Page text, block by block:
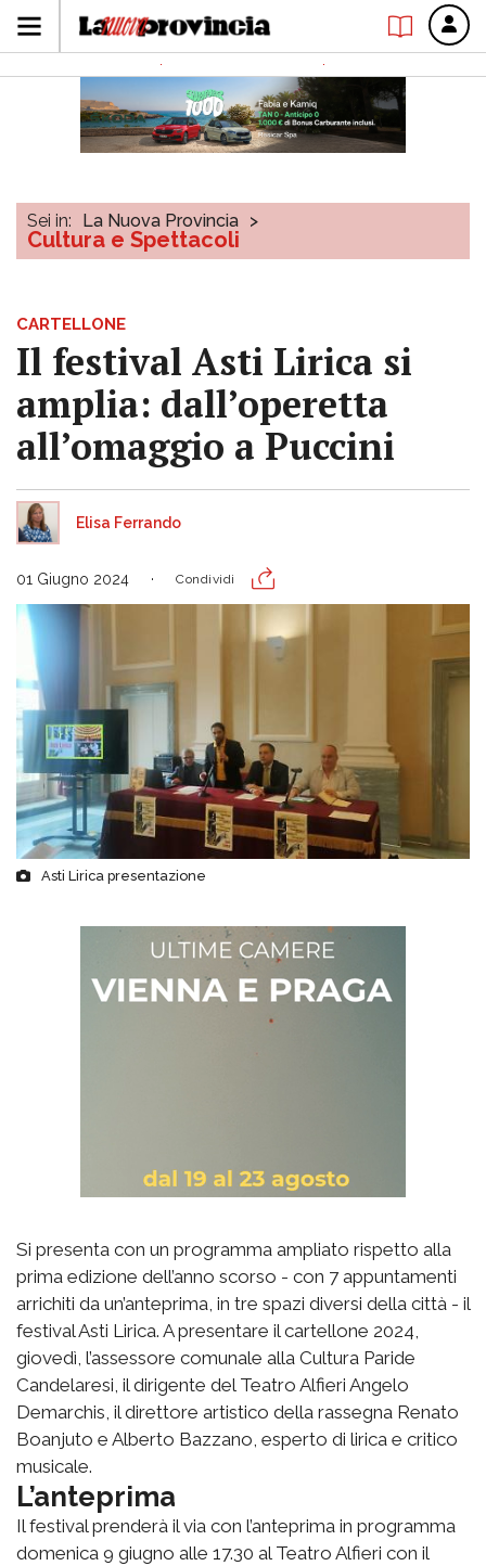
Sei in: La Nuova Provincia >
Cultura e Spettacoli
CARTELLONE
Il festival Asti Lirica si
amplia: dall’operetta
all’omaggio a Puccini
Elisa Ferrando
01 Giugno 2024 Condividi
Asti Lirica presentazione
Si presenta con un programma ampliato rispetto alla
prima edizione dell’anno scorso - con 7 appuntamenti
arrichiti da un’anteprima, in tre spazi diversi della città - il
festival Asti Lirica. A presentare il cartellone 2024,
giovedì, l’assessore comunale alla Cultura Paride
Candelaresi, il dirigente del Teatro Alfieri Angelo
Demarchis, il direttore artistico della rassegna Renato
Boanjuto e Alberto Bazzano, esperto di lirica e critico
musicale.
L’anteprima
Il festival prenderà il via con l’anteprima in programma
domenica 9 giugno alle 17.30 al Teatro Alfieri con il